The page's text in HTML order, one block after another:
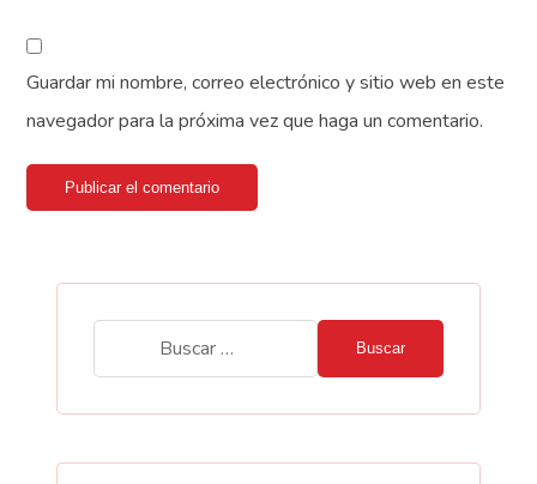
Guardar mi nombre, correo electrónico y sitio web en este
navegador para la próxima vez que haga un comentario.
Publicar el comentario
Buscar